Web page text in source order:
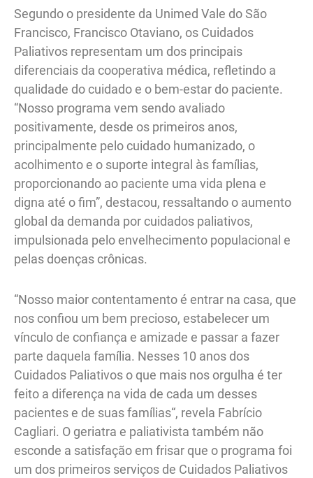
Segundo o presidente da Unimed Vale do São
Francisco, Francisco Otaviano, os Cuidados
Paliativos representam um dos principais
diferenciais da cooperativa médica, refletindo a
qualidade do cuidado e o bem-estar do paciente.
“Nosso programa vem sendo avaliado
positivamente, desde os primeiros anos,
principalmente pelo cuidado humanizado, o
acolhimento e o suporte integral às famílias,
proporcionando ao paciente uma vida plena e
digna até o fim”, destacou, ressaltando o aumento
global da demanda por cuidados paliativos,
impulsionada pelo envelhecimento populacional e
pelas doenças crônicas.
“Nosso maior contentamento é entrar na casa, que
nos confiou um bem precioso, estabelecer um
vínculo de confiança e amizade e passar a fazer
parte daquela família. Nesses 10 anos dos
Cuidados Paliativos o que mais nos orgulha é ter
feito a diferença na vida de cada um desses
pacientes e de suas famílias“, revela Fabrício
Cagliari. O geriatra e paliativista também não
esconde a satisfação em frisar que o programa foi
um dos primeiros serviços de Cuidados Paliativos